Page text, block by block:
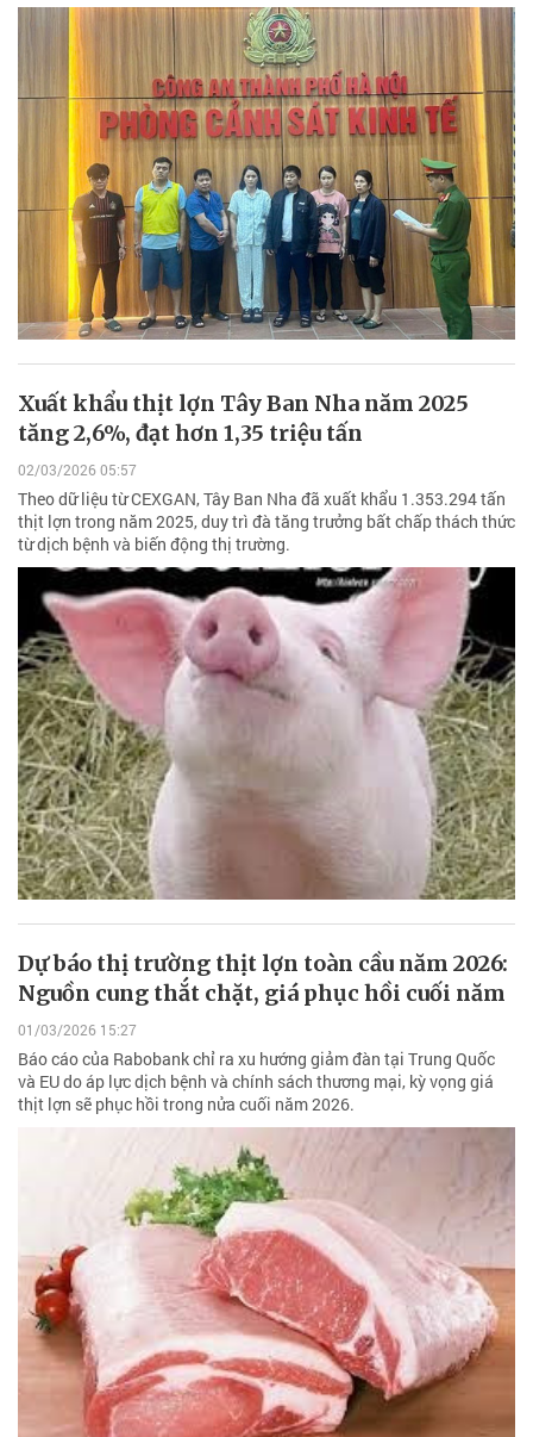
Xuất khẩu thịt lợn Tây Ban Nha năm 2025
tăng 2,6%, đạt hơn 1,35 triệu tấn
02/03/2026 05:57
Theo dữ liệu từ CEXGAN, Tây Ban Nha đã xuất khẩu 1.353.294 tấn
thịt lợn trong năm 2025, duy trì đà tăng trưởng bất chấp thách thức
từ dịch bệnh và biến động thị trường.
Dự báo thị trường thịt lợn toàn cầu năm 2026:
Nguồn cung thắt chặt, giá phục hồi cuối năm
01/03/2026 15:27
Báo cáo của Rabobank chỉ ra xu hướng giảm đàn tại Trung Quốc
và EU do áp lực dịch bệnh và chính sách thương mại, kỳ vọng giá
thịt lợn sẽ phục hồi trong nửa cuối năm 2026.